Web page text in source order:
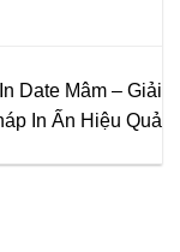
Date Mâm – Giải
In Ấn Hiệu Quả